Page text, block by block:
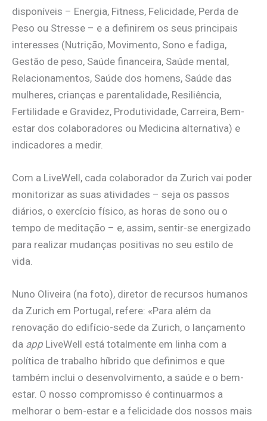
disponíveis – Energia, Fitness, Felicidade, Perda de
Peso ou Stresse – e a definirem os seus principais
interesses (Nutrição, Movimento, Sono e fadiga,
Gestão de peso, Saúde financeira, Saúde mental,
Relacionamentos, Saúde dos homens, Saúde das
mulheres, crianças e parentalidade, Resiliência,
Fertilidade e Gravidez, Produtividade, Carreira, Bem-
estar dos colaboradores ou Medicina alternativa) e
indicadores a medir.
Com a LiveWell, cada colaborador da Zurich vai poder
monitorizar as suas atividades – seja os passos
diários, o exercício físico, as horas de sono ou o
tempo de meditação – e, assim, sentir-se energizado
para realizar mudanças positivas no seu estilo de
vida.
Nuno Oliveira (na foto), diretor de recursos humanos
da Zurich em Portugal, refere: «Para além da
renovação do edifício-sede da Zurich, o lançamento
da app LiveWell está totalmente em linha com a
política de trabalho híbrido que definimos e que
também inclui o desenvolvimento, a saúde e o bem-
estar. O nosso compromisso é continuarmos a
melhorar o bem-estar e a felicidade dos nossos mais